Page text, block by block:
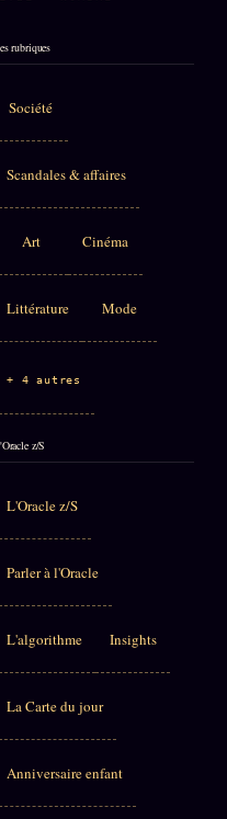
rubriques
Société
Scandales & affaires
Art Cinéma
Littérature Mode
+ 4 autres
z/S
L'Oracle z/S
Parler à l'Oracle
L'algorithme Insights
La Carte du jour
Anniversaire enfant